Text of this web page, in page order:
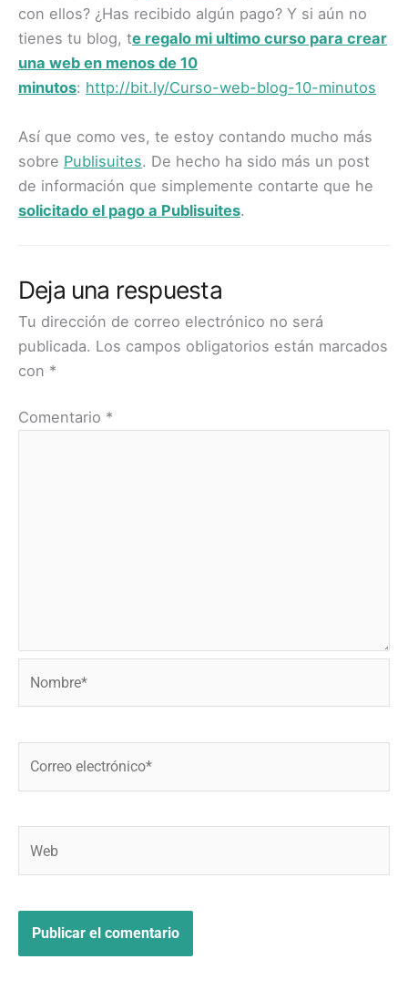
con ellos? ¿Has recibido algún pago? Y si aún no
tienes tu blog, te regalo mi ultimo curso para crear
una web en menos de 10
minutos: http://bit.ly/Curso-web-blog-10-minutos
Así que como ves, te estoy contando mucho más
sobre Publisuites. De hecho ha sido más un post
de información que simplemente contarte que he
solicitado el pago a Publisuites.
Deja una respuesta
Tu dirección de correo electrónico no será
publicada. Los campos obligatorios están marcados
con *
Comentario *